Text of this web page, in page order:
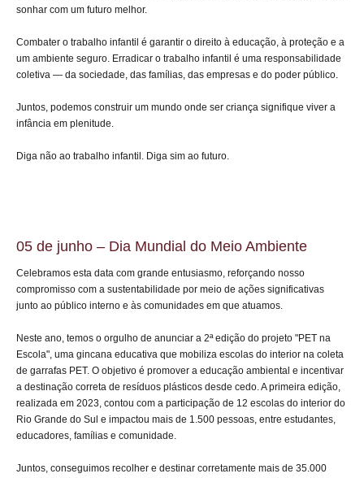
sonhar com um futuro melhor.
Combater o trabalho infantil é garantir o direito à educação, à proteção e a
um ambiente seguro. Erradicar o trabalho infantil é uma responsabilidade
coletiva — da sociedade, das famílias, das empresas e do poder público.
Juntos, podemos construir um mundo onde ser criança signifique viver a
infância em plenitude.
Diga não ao trabalho infantil. Diga sim ao futuro.
05 de junho – Dia Mundial do Meio Ambiente
Celebramos esta data com grande entusiasmo, reforçando nosso
compromisso com a sustentabilidade por meio de ações significativas
junto ao público interno e às comunidades em que atuamos.
Neste ano, temos o orgulho de anunciar a 2ª edição do projeto "PET na
Escola", uma gincana educativa que mobiliza escolas do interior na coleta
de garrafas PET. O objetivo é promover a educação ambiental e incentivar
a destinação correta de resíduos plásticos desde cedo. A primeira edição,
realizada em 2023, contou com a participação de 12 escolas do interior do
Rio Grande do Sul e impactou mais de 1.500 pessoas, entre estudantes,
educadores, famílias e comunidade.
Juntos, conseguimos recolher e destinar corretamente mais de 35.000